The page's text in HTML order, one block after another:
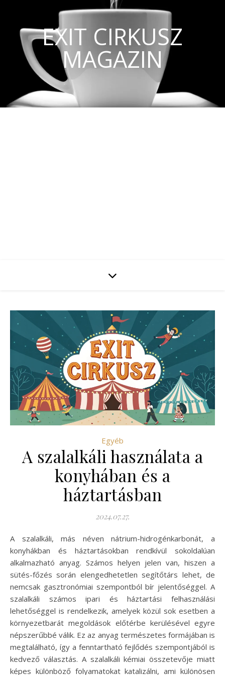
EXIT CIRKUSZ
MAGAZIN
Egyéb
A szalalkáli használata a
konyhában és a
háztartásban
2024.07.27.
A szalalkáli, más néven nátrium-hidrogénkarbonát, a
konyhákban és háztartásokban rendkívül sokoldalúan
alkalmazható anyag. Számos helyen jelen van, hiszen a
sütés-főzés során elengedhetetlen segítőtárs lehet, de
nemcsak gasztronómiai szempontból bír jelentőséggel. A
szalalkáli számos ipari és háztartási felhasználási
lehetőséggel is rendelkezik, amelyek közül sok esetben a
környezetbarát megoldások előtérbe kerülésével egyre
népszerűbbé válik. Ez az anyag természetes formájában is
megtalálható, így a fenntartható fejlődés szempontjából is
kedvező választás. A szalalkáli kémiai összetevője miatt
képes különböző folyamatokat katalizálni, ami különösen